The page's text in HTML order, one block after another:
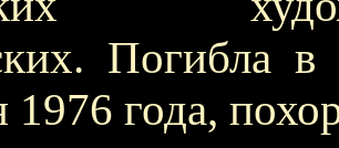
Погибла в
1976 года,